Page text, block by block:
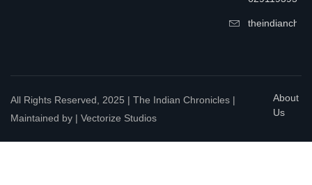
All Rights Reserved, 2025 | The Indian Chronicles |
Maintained by | Vectorize Studios
About
Us